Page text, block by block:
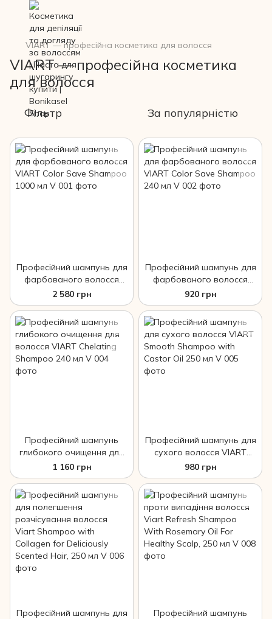
VIART — професійна косметика для волосся
VIART — професійна косметика
для волосся
Фільтр За популярністю
Професійний шампунь для
фарбованого волосся
VIART Color Save Shampoo
1000 мл
2 580 грн
Професійний шампунь для
фарбованого волосся
VIART Color Save Shampoo
240 мл
920 грн
Професійний шампунь
глибокого очищення для
волосся VIART Chelating
Shampoo 240 мл
1 160 грн
Професійний шампунь для
сухого волосся VIART
Smooth Shampoo with
Castor Oil 250 мл
980 грн
Професійний шампунь для
Професійний шампунь